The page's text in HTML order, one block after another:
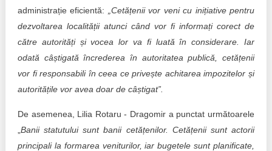
administrație eficientă:
„Cetățenii vor veni cu inițiative pentru
dezvoltarea localității atunci când vor fi informați corect de
către autorități și vocea lor va fi luată în considerare. Iar
odată câștigată încrederea în autoritatea publică, cetățenii
vor fi responsabili în ceea ce privește achitarea impozitelor și
autoritățile vor avea doar de câștigat”.
De asemenea, Lilia Rotaru - Dragomir a punctat următoarele
Banii statutului sunt banii cetățenilor. Cetățenii sunt actorii
principali la formarea veniturilor, iar bugetele sunt planificate,